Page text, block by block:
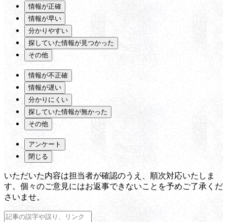
情報が正確
情報が早い
分かりやすい
探していた情報が見つかった
その他
情報が不正確
情報が遅い
分かりにくい
探していた情報が無かった
その他
アンケート
閉じる
いただいた内容は担当者が確認のうえ、順次対応いたしま
す。個々のご意見にはお返事できないことを予めご了承くだ
さいませ。